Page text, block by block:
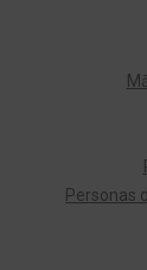
Personas